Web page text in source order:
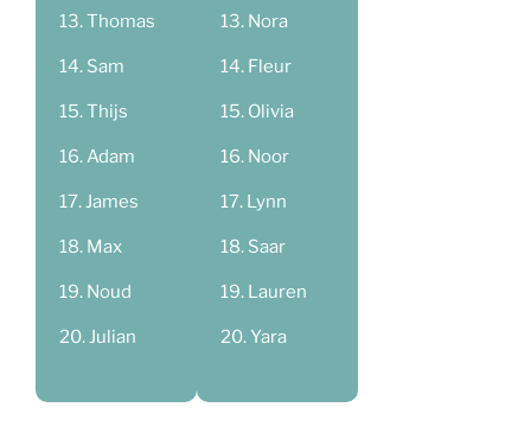
Thomas
Sam
Thijs
Adam
James
Max
Noud
Julian
Nora
Fleur
Olivia
Noor
Lynn
Saar
Lauren
Yara